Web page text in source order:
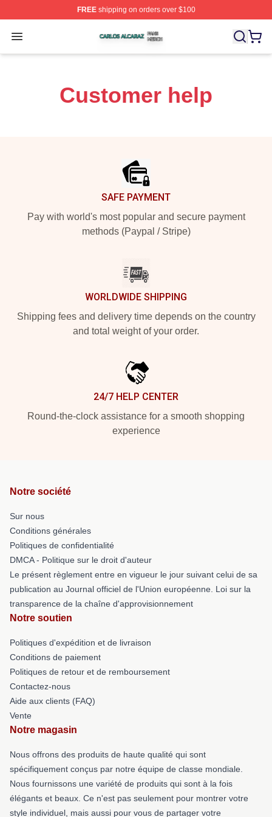
FREEshipping on orders over $100
Open menu
Carlos Alcaraz Shop ⚡️ Officially Licensed Carlos
Customer help
SAFE PAYMENT
Pay with world's most popular and secure payment
methods (Paypal / Stripe)
WORLDWIDE SHIPPING
Shipping fees and delivery time depends on the country
and total weight of your order.
24/7 HELP CENTER
Round-the-clock assistance for a smooth shopping
experience
Notre société
Sur nous
Conditions générales
Politiques de confidentialité
DMCA - Politique sur le droit d'auteur
Le présent règlement entre en vigueur le jour suivant celui de sa
publication au Journal officiel de l'Union européenne. Loi sur la
transparence de la chaîne d'approvisionnement
Notre soutien
Politiques d'expédition et de livraison
Conditions de paiement
Politiques de retour et de remboursement
Contactez-nous
Aide aux clients (FAQ)
Vente
Notre magasin
Nous offrons des produits de haute qualité qui sont
spécifiquement conçus par notre équipe de classe mondiale.
Nous fournissons une variété de produits qui sont à la fois
élégants et beaux. Ce n'est pas seulement pour montrer votre
style individuel, mais aussi pour vous de partager votre